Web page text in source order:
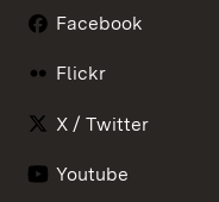
Facebook
Flickr
X / Twitter
Youtube